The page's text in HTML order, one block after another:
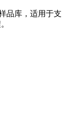
品库，适用于支